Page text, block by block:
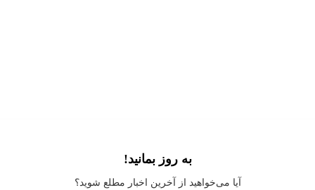
Application error: a client
-side exception has occurred while loading
به روز بمانید!
آیا می‌خواهید از آخرین اخبار مطلع شوید؟